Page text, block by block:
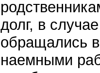
долг, в
обращались
наемными